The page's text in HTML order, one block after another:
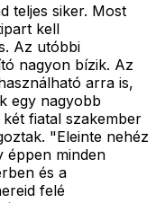
teljes siker. Most
kell
Az utóbbi
nagyon bízik. Az
arra is,
egy nagyobb
fiatal szakember
"Eleinte nehéz
éppen minden
és a
felé